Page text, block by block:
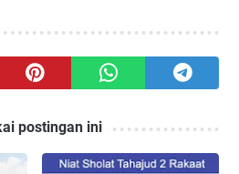
postingan ini